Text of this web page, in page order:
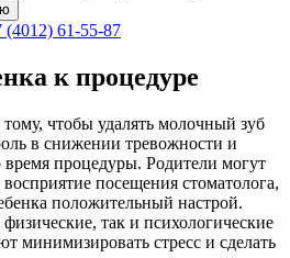
(4012) 61-55-87
к процедуре
чтобы удалять молочный зуб
в снижении тревожности и
процедуры. Родители могут
посещения стоматолога,
положительный настрой.
так и психологические
минимизировать стресс и сделать